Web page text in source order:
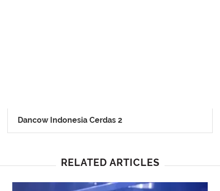
Dancow Indonesia Cerdas 2
RELATED ARTICLES